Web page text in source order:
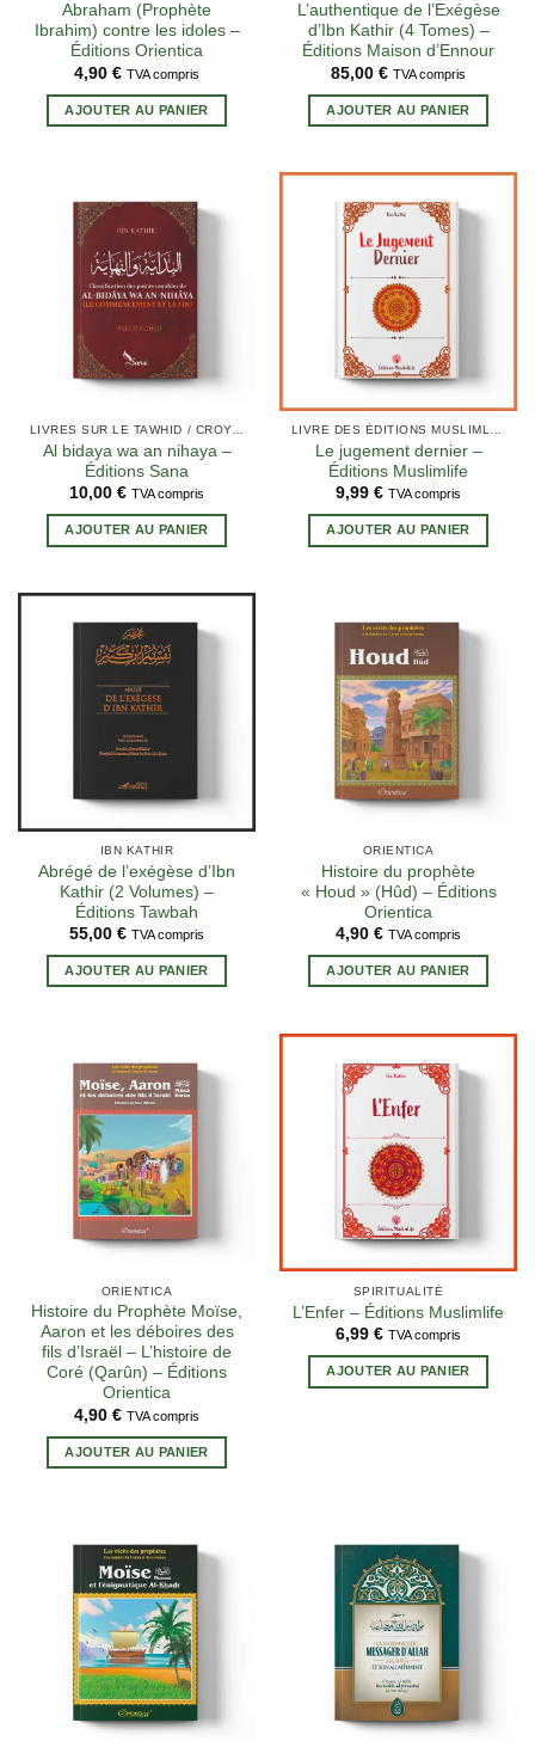
Abraham (Prophète
Ibrahim) contre les idoles –
Éditions Orientica
4,90 € TVA compris
AJOUTER AU PANIER
L’authentique de l’Exégèse
d’Ibn Kathir (4 Tomes) –
Éditions Maison d’Ennour
85,00 € TVA compris
AJOUTER AU PANIER
LIVRES SUR LE TAWHID / CROYANCE (AQIDA)
Al bidaya wa an nihaya –
Éditions Sana
10,00 € TVA compris
AJOUTER AU PANIER
LIVRE DES ÉDITIONS MUSLIMLIFE
Le jugement dernier –
Éditions Muslimlife
9,99 € TVA compris
AJOUTER AU PANIER
IBN KATHIR
Abrégé de l’exégèse d’Ibn
Kathir (2 Volumes) –
Éditions Tawbah
55,00 € TVA compris
AJOUTER AU PANIER
ORIENTICA
Histoire du prophète
« Houd » (Hûd) – Éditions
Orientica
4,90 € TVA compris
AJOUTER AU PANIER
ORIENTICA
Histoire du Prophète Moïse,
Aaron et les déboires des
fils d’Israël – L’histoire de
Coré (Qarûn) – Éditions
Orientica
4,90 € TVA compris
AJOUTER AU PANIER
SPIRITUALITÉ
L’Enfer – Éditions Muslimlife
6,99 € TVA compris
AJOUTER AU PANIER